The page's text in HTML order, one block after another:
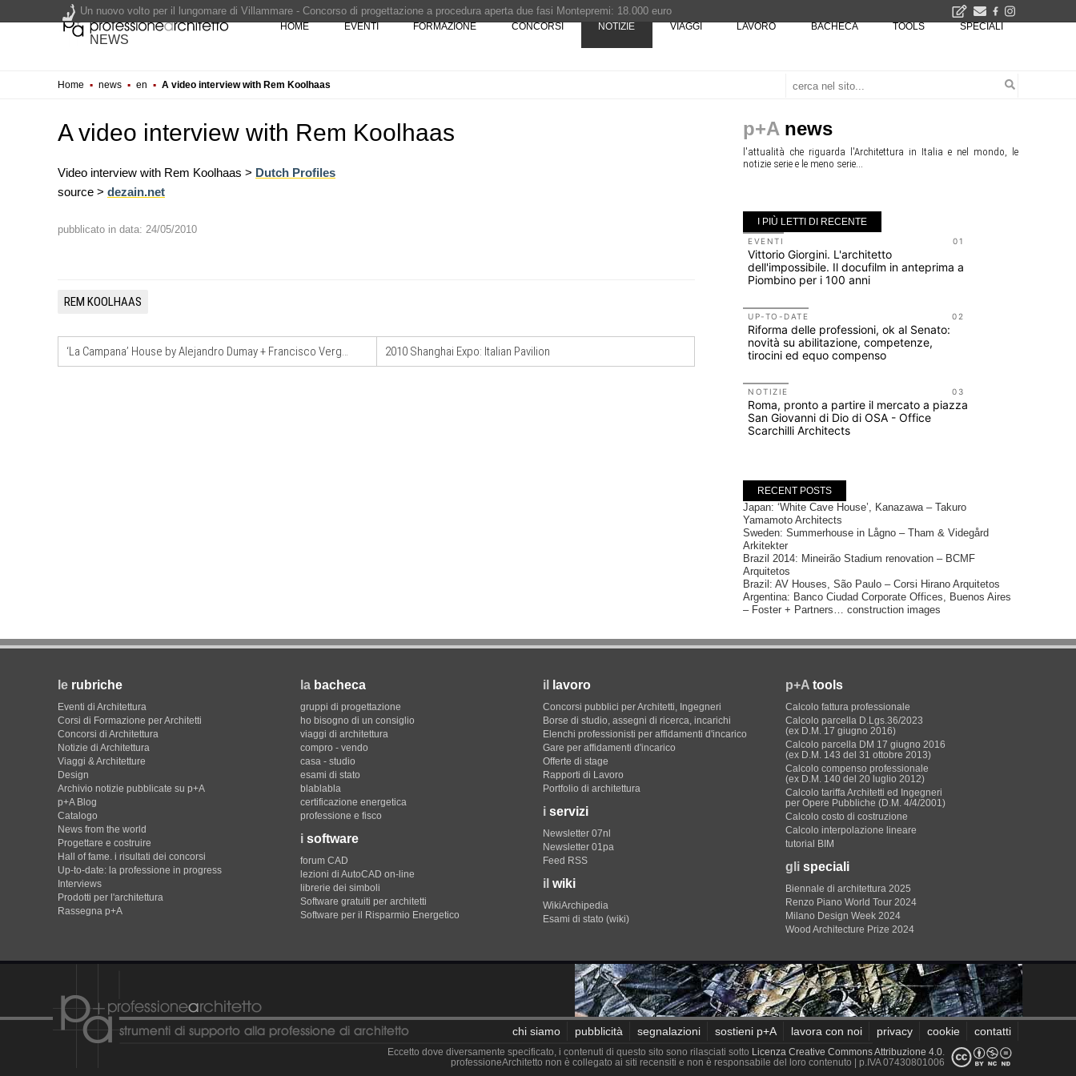
NEWS
HOME EVENTI FORMAZIONE CONCORSI NOTIZIE VIAGGI LAVORO BACHECA TOOLS SPECIALI
Home ▪ news ▪ en ▪ A video interview with Rem Koolhaas
A video interview with Rem Koolhaas
Video interview with Rem Koolhaas > Dutch Profiles
source > dezain.net
pubblicato in data: 24/05/2010
REM KOOLHAAS
2010 Shanghai Expo: Italian Pavilion
‘La Campana’ House by Alejandro Dumay + Francisco Vergara (Chile)
p+A news
l'attualità che riguarda l'Architettura in Italia e nel mondo, le
notizie serie e le meno serie...
I PIÙ LETTI DI RECENTE
09
NOTIZIE
01
EVENTI
Vittorio Giorgini. L'architetto
dell'impossibile. Il docufilm in anteprima a
Piombino per i 100 anni
02
UP-TO-DATE
Riforma delle professioni, ok al Senato:
novità su abilitazione, competenze,
tirocini ed equo compenso
03
NOTIZIE
Roma, pronto a partire il mercato a piazza
San Giovanni di Dio di OSA - Office
Scarchilli Architects
RECENT POSTS
Japan: ‘White Cave House’, Kanazawa – Takuro
Yamamoto Architects
Sweden: Summerhouse in Lågno – Tham & Videgård
Arkitekter
Brazil 2014: Mineirão Stadium renovation – BCMF
Arquitetos
Brazil: AV Houses, São Paulo – Corsi Hirano Arquitetos
Argentina: Banco Ciudad Corporate Offices, Buenos Aires
– Foster + Partners… construction images
le rubriche
Eventi di Architettura
Corsi di Formazione per Architetti
Concorsi di Architettura
Notizie di Architettura
Viaggi & Architetture
Design
Archivio notizie pubblicate su p+A
p+A Blog
Catalogo
News from the world
Progettare e costruire
Hall of fame. i risultati dei concorsi
Up-to-date: la professione in progress
Interviews
Prodotti per l'architettura
Rassegna p+A
la bacheca
gruppi di progettazione
ho bisogno di un consiglio
viaggi di architettura
compro - vendo
casa - studio
esami di stato
blablabla
certificazione energetica
professione e fisco
i software
forum CAD
lezioni di AutoCAD on-line
librerie dei simboli
Software gratuiti per architetti
Software per il Risparmio Energetico
il lavoro
Concorsi pubblici per Architetti, Ingegneri
Borse di studio, assegni di ricerca, incarichi
Elenchi professionisti per affidamenti d'incarico
Gare per affidamenti d'incarico
Offerte di stage
Rapporti di Lavoro
Portfolio di architettura
i servizi
Newsletter 07nl
Newsletter 01pa
Feed RSS
il wiki
WikiArchipedia
Esami di stato (wiki)
p+A tools
Calcolo fattura professionale
Calcolo parcella D.Lgs.36/2023
(ex D.M. 17 giugno 2016)
Calcolo parcella DM 17 giugno 2016
(ex D.M. 143 del 31 ottobre 2013)
Calcolo compenso professionale
(ex D.M. 140 del 20 luglio 2012)
Calcolo tariffa Architetti ed Ingegneri
per Opere Pubbliche (D.M. 4/4/2001)
Calcolo costo di costruzione
Calcolo interpolazione lineare
tutorial BIM
gli speciali
Biennale di architettura 2025
Renzo Piano World Tour 2024
Milano Design Week 2024
Wood Architecture Prize 2024
chi siamo pubblicità segnalazioni sostieni p+A lavora con noi privacy cookie contatti
Eccetto dove diversamente specificato, i contenuti di questo sito sono rilasciati sotto Licenza Creative Commons Attribuzione 4.0.
professioneArchitetto non è collegato ai siti recensiti e non è responsabile del loro contenuto
| p.IVA 07430801006
Un nuovo volto per il lungomare di Villammare - Concorso di progettazione a procedura aperta due fasi Montepremi: 18.000 euro